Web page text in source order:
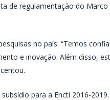
de regulamentação do
no país. “Temos
e inovação. Além disso,
para a Encti 2016-